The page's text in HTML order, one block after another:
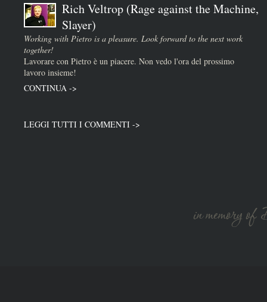
Rich Veltrop (Rage against the Machine,
Slayer)
Working with Pietro is a pleasure. Look forward to the next work
together!
Lavorare con Pietro è un piacere. Non vedo l'ora del prossimo
lavoro insieme!
CONTINUA ->
LEGGI TUTTI I COMMENTI ->